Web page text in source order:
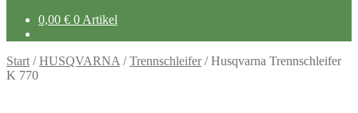
0,00 € 0 Artikel
Start /HUSQVARNA /Trennschleifer/Husqvarna Trennschleifer
K 770